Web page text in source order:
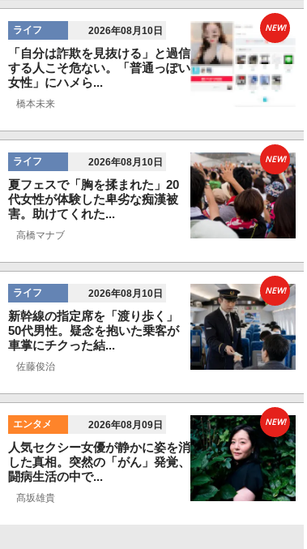
ライフ 2026年08月10日
「自分は詐欺を見抜ける」と過信
する人こそ危ない。「普通っぽい
女性」にハメら...
橋本未来
NEW!
ライフ 2026年08月10日
夏フェスで「胸を揉まれた」20
代女性が体験した卑劣な痴漢被
害。助けてくれた...
高橋マナブ
NEW!
ライフ 2026年08月10日
新幹線の指定席を「渡り歩く」
50代男性。疑念を抱いた乗客が
車掌にチクった結...
佐藤俊治
NEW!
エンタメ 2026年08月09日
人気セクシー女優が静かに姿を消
した真相。突然の「がん」発覚、
闘病生活の中で...
髙坂雄貴
NEW!